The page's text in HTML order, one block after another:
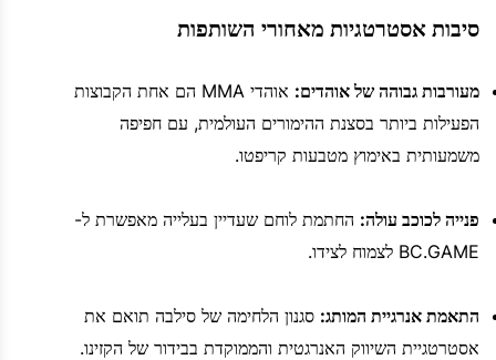
סיבות אסטרטגיות מאחורי השותפות
מעורבות גבוהה של אוהדים:
אוהדי MMA הם אחת הקבוצות
הפעילות ביותר בסצנת ההימורים העולמית, עם חפיפה
משמעותית באימוץ מטבעות קריפטו.
פנייה לכוכב עולה: החתמת לוחם שעדיין בעלייה מאפשרת ל-
BC.GAME לצמוח לצידו.
התאמת אנרגיית המותג: סגנון הלחימה של סילבה תואם את
אסטרטגיית השיווק האנרגטית והממוקדת בבידור של הקזינו.